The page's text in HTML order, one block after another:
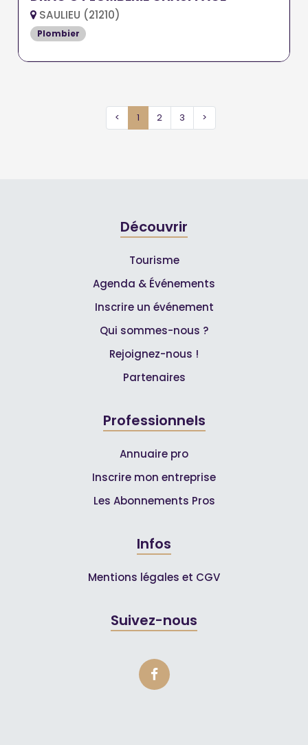
SAULIEU (21210)
Plombier
< 1 2 3 >
Découvrir
Tourisme
Agenda & Événements
Inscrire un événement
Qui sommes-nous ?
Rejoignez-nous !
Partenaires
Professionnels
Annuaire pro
Inscrire mon entreprise
Les Abonnements Pros
Infos
Mentions légales et CGV
Suivez-nous